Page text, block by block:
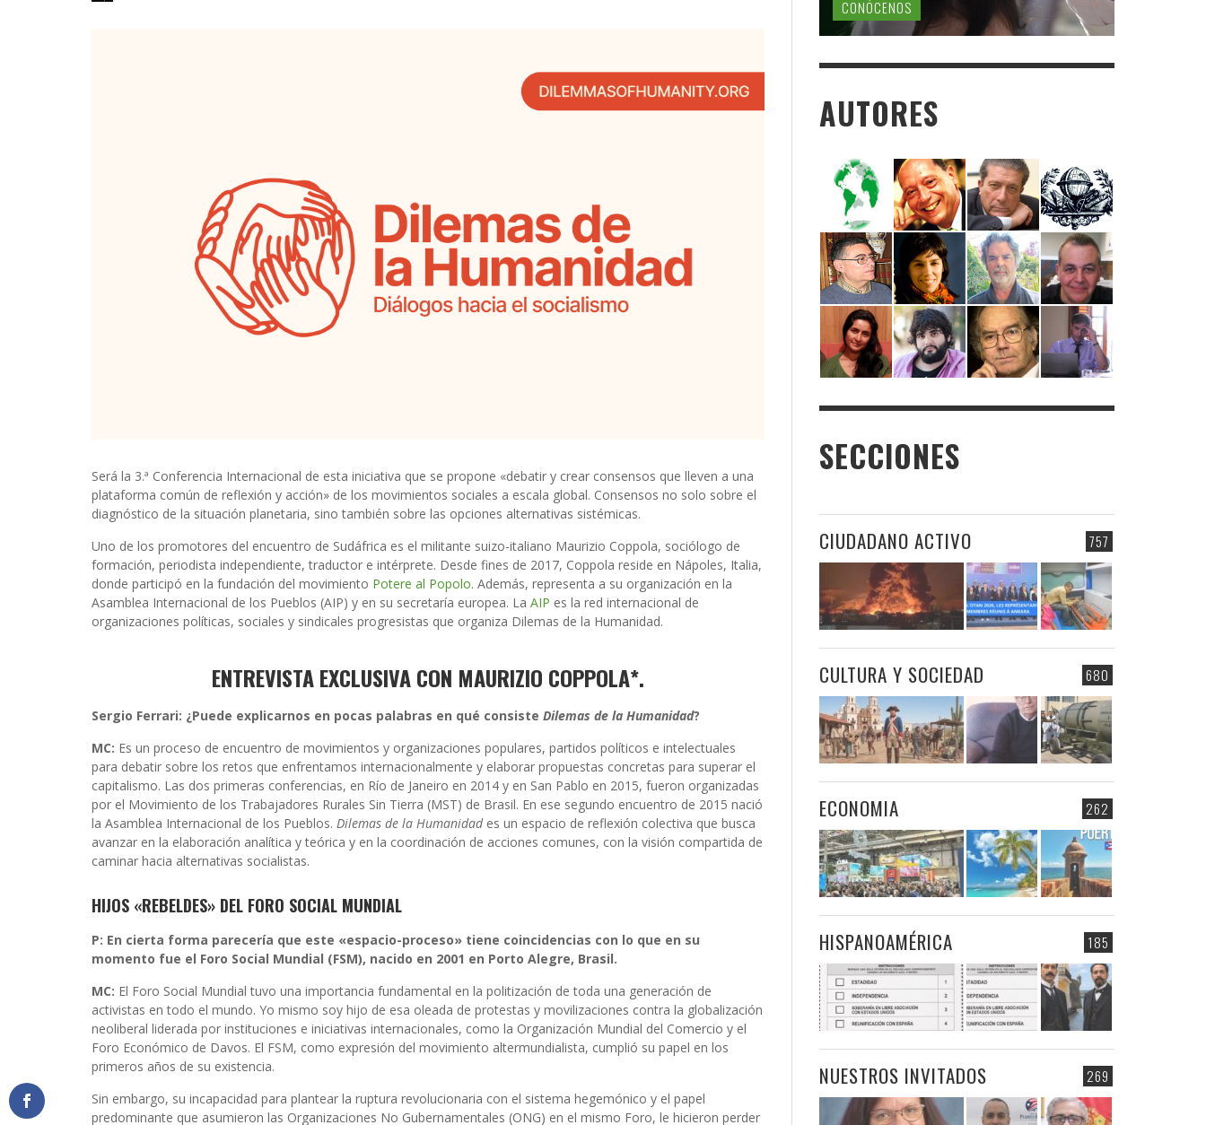
Será la 3.ª Conferencia Internacional de esta iniciativa que se propone «debatir y crear consensos que lleven a una
plataforma común de reflexión y acción» de los movimientos sociales a escala global. Consensos no solo sobre el
diagnóstico de la situación planetaria, sino también sobre las opciones alternativas sistémicas.
Uno de los promotores del encuentro de Sudáfrica es el militante suizo-italiano Maurizio Coppola, sociólogo de
formación, periodista independiente, traductor e intérprete. Desde fines de 2017, Coppola reside en Nápoles, Italia,
donde participó en la fundación del movimiento Potere al Popolo. Además, representa a su organización en la
Asamblea Internacional de los Pueblos (AIP) y en su secretaría europea. La AIP es la red internacional de
organizaciones políticas, sociales y sindicales progresistas que organiza Dilemas de la Humanidad.
ENTREVISTA EXCLUSIVA CON MAURIZIO COPPOLA*.
Sergio Ferrari: ¿Puede explicarnos en pocas palabras en qué consiste Dilemas de la Humanidad?
MC: Es un proceso de encuentro de movimientos y organizaciones populares, partidos políticos e intelectuales
para debatir sobre los retos que enfrentamos internacionalmente y elaborar propuestas concretas para superar el
capitalismo. Las dos primeras conferencias, en Río de Janeiro en 2014 y en San Pablo en 2015, fueron organizadas
por el Movimiento de los Trabajadores Rurales Sin Tierra (MST) de Brasil. En ese segundo encuentro de 2015 nació
la Asamblea Internacional de los Pueblos. Dilemas de la Humanidad es un espacio de reflexión colectiva que busca
avanzar en la elaboración analítica y teórica y en la coordinación de acciones comunes, con la visión compartida de
caminar hacia alternativas socialistas.
HIJOS «REBELDES» DEL FORO SOCIAL MUNDIAL
P: En cierta forma parecería que este «espacio-proceso» tiene coincidencias con lo que en su
momento fue el Foro Social Mundial (FSM), nacido en 2001 en Porto Alegre, Brasil.
MC: El Foro Social Mundial tuvo una importancia fundamental en la politización de toda una generación de
activistas en todo el mundo. Yo mismo soy hijo de esa oleada de protestas y movilizaciones contra la globalización
neoliberal liderada por instituciones e iniciativas internacionales, como la Organización Mundial del Comercio y el
Foro Económico de Davos. El FSM, como expresión del movimiento altermundialista, cumplió su papel en los
primeros años de su existencia.
Sin embargo, su incapacidad para plantear la ruptura revolucionaria con el sistema hegemónico y el papel
predominante que asumieron las Organizaciones No Gubernamentales (ONG) en el mismo Foro, le hicieron perder
CONÓCENOS
AUTORES
SECCIONES
757
CIUDADANO ACTIVO
680
CULTURA Y SOCIEDAD
262
ECONOMIA
185
HISPANOAMÉRICA
269
NUESTROS INVITADOS